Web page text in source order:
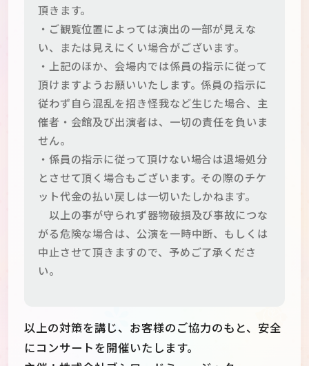
頂きます。
・ご観覧位置によっては演出の一部が見えな
い、または見えにくい場合がございます。
・上記のほか、会場内では係員の指示に従って
頂けますようお願いいたします。係員の指示に
従わず自ら混乱を招き怪我など生じた場合、主
催者・会館及び出演者は、一切の責任を負いま
せん。
・係員の指示に従って頂けない場合は退場処分
とさせて頂く場合もございます。その際のチケ
ット代金の払い戻しは一切いたしかねます。
以上の事が守られず器物破損及び事故につな
がる危険な場合は、公演を一時中断、もしくは
中止させて頂きますので、予めご了承くださ
い。
以上の対策を講じ、お客様のご協力のもと、安全
にコンサートを開催いたします。